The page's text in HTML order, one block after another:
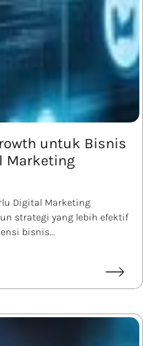
untuk Bisnis
Marketing
Digital Marketing
strategi yang lebih efektif
bisnis...